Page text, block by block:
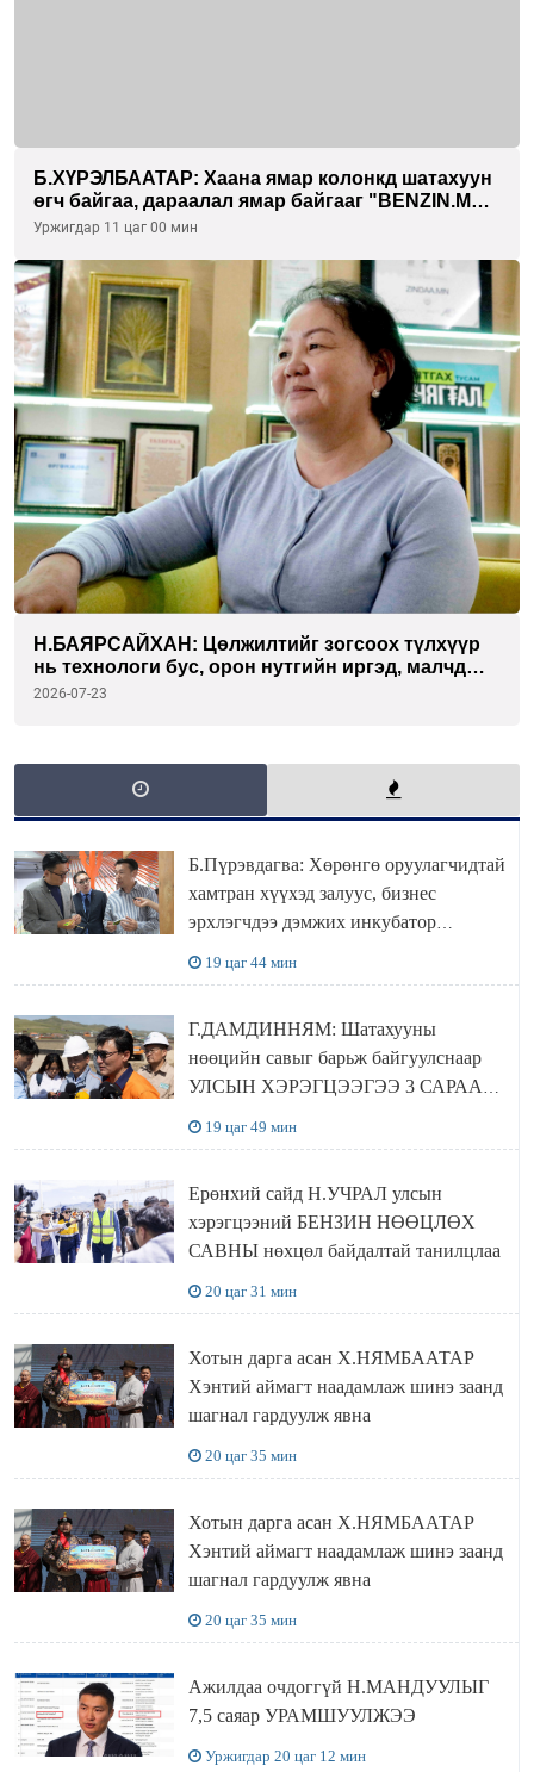
Б.ХҮРЭЛБААТАР: Хаана ямар колонкд шатахуун
өгч байгаа, дараалал ямар байгааг "BENZIN.MN”
сайтаас харах боломжтой
Уржигдар 11 цаг 00 мин
Н.БАЯРСАЙХАН: Цөлжилтийг зогсоох түлхүүр
нь технологи бус, орон нутгийн иргэд, малчдын
оролцоо
2026-07-23
Б.Пүрэвдагва: Хөрөнгө оруулагчидтай
хамтран хүүхэд залуус, бизнес
эрхлэгчдээ дэмжих инкубатор
19 цаг 44 мин
Г.ДАМДИННЯМ: Шатахууны
нөөцийн савыг барьж байгуулснаар
УЛСЫН ХЭРЭГЦЭЭГЭЭ 3 САРААР
19 цаг 49 мин
Ерөнхий сайд Н.УЧРАЛ улсын
хэрэгцээний БЕНЗИН НӨӨЦЛӨХ
САВНЫ нөхцөл байдалтай танилцлаа
20 цаг 31 мин
Хотын дарга асан Х.НЯМБААТАР
Хэнтий аймагт наадамлаж шинэ заанд
шагнал гардуулж явна
20 цаг 35 мин
Хотын дарга асан Х.НЯМБААТАР
Хэнтий аймагт наадамлаж шинэ заанд
шагнал гардуулж явна
20 цаг 35 мин
Ажилдаа очдоггүй Н.МАНДУУЛЫГ
7,5 саяар УРАМШУУЛЖЭЭ
Уржигдар 20 цаг 12 мин